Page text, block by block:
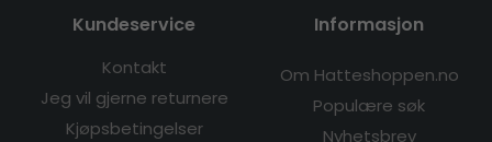
Kundeservice
Kontakt
Jeg vil gjerne returnere
Kjøpsbetingelser
Informasjon
Om Hatteshoppen.no
Populære søk
Nyhetsbrev